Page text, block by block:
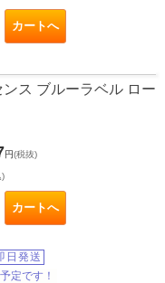
カートへ
ス ブルーラベル ロー
円(税抜)
)
カートへ
日発送
定です！